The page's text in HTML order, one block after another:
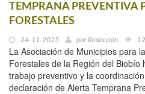
TEMPRANA PREVENTIVA
FORESTALES
24-11-2025 por Redacción
La Asociación de Municipios para
Forestales de la Región del Biobío
trabajo preventivo y la
declaración de Alerta Temprana